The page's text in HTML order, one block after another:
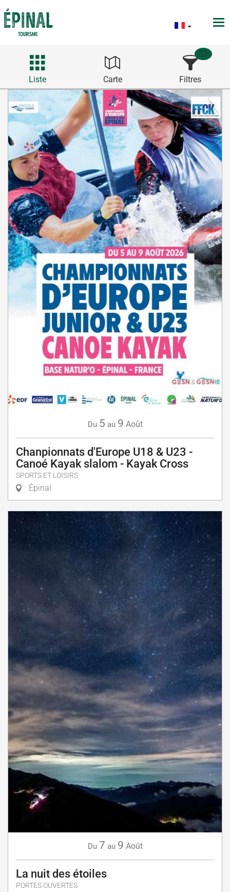
Liste Carte Filtres
53
Du 5 au 9 Août
Chanpionnats d'Europe U18 & U23 -
Canoé Kayak slalom - Kayak Cross
SPORTS ET LOISIRS
Épinal
Du 7 au 9 Août
La nuit des étoiles
PORTES OUVERTES